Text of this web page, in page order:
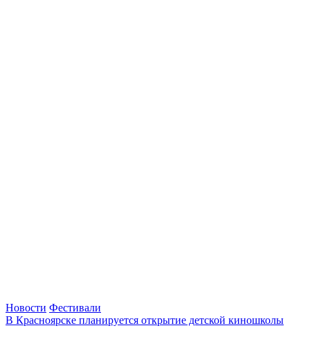
Новости Фестивали
В Красноярске планируется открытие детской киношколы